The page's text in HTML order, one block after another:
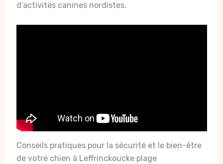
d’activités canines nordistes.
Conseils pratiques pour la sécurité et le bien-être
de votre chien à Leffrinckoucke plage